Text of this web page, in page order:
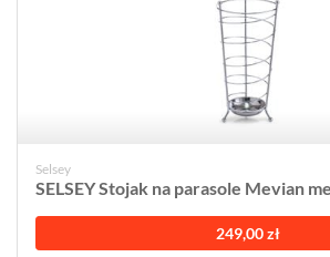
Selsey
SELSEY Stojak na parasole Mevian
249,00 zł